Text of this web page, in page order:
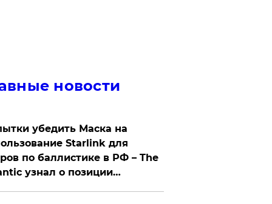
новости
убедить Маска на
Starlink для
по баллистике в РФ – The
узнал о позиции